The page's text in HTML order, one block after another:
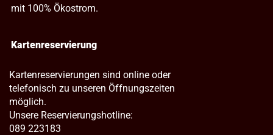
mit 100% Ökostrom.
Kartenreservierung
Kartenreservierungen sind online oder
telefonisch zu unseren Öffnungszeiten
möglich.
Unsere Reservierungshotline:
089 223183